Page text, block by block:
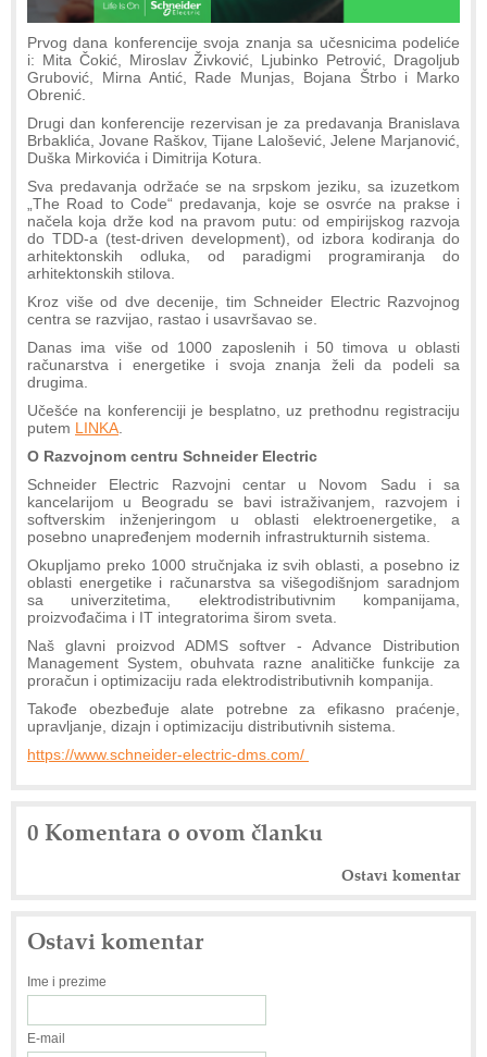
Prvog dana konferencije svoja znanja sa učesnicima podeliće
i: Mita Čokić, Miroslav Živković, Ljubinko Petrović, Dragoljub
Grubović, Mirna Antić, Rade Munjas, Bojana Štrbo i Marko
Obrenić.
Drugi dan konferencije rezervisan je za predavanja Branislava
Brbaklića, Jovane Raškov, Tijane Lalošević, Jelene Marjanović,
Duška Mirkovića i Dimitrija Kotura.
Sva predavanja održaće se na srpskom jeziku, sa izuzetkom
„The Road to Code“ predavanja, koje se osvrće na prakse i
načela koja drže kod na pravom putu: od empirijskog razvoja
do TDD-a (test-driven development), od izbora kodiranja do
arhitektonskih odluka, od paradigmi programiranja do
arhitektonskih stilova.
Kroz više od dve decenije, tim Schneider Electric Razvojnog
centra se razvijao, rastao i usavršavao se.
Danas ima više od 1000 zaposlenih i 50 timova u oblasti
računarstva i energetike i svoja znanja želi da podeli sa
drugima.
Učešće na konferenciji je besplatno, uz prethodnu registraciju
putem LINKA.
O Razvojnom centru Schneider Electric
Schneider Electric Razvojni centar u Novom Sadu i sa
kancelarijom u Beogradu se bavi istraživanjem, razvojem i
softverskim inženjeringom u oblasti elektroenergetike, a
posebno unapređenjem modernih infrastrukturnih sistema.
Okupljamo preko 1000 stručnjaka iz svih oblasti, a posebno iz
oblasti energetike i računarstva sa višegodišnjom saradnjom
sa univerzitetima, elektrodistributivnim kompanijama,
proizvođačima i IT integratorima širom sveta.
Naš glavni proizvod ADMS softver - Advance Distribution
Management System, obuhvata razne analitičke funkcije za
proračun i optimizaciju rada elektrodistributivnih kompanija.
Takođe obezbeđuje alate potrebne za efikasno praćenje,
upravljanje, dizajn i optimizaciju distributivnih sistema.
https://www.schneider-electric-dms.com/
0 Komentara o ovom članku
Ostavi komentar
Ostavi komentar
Ime i prezime
E-mail